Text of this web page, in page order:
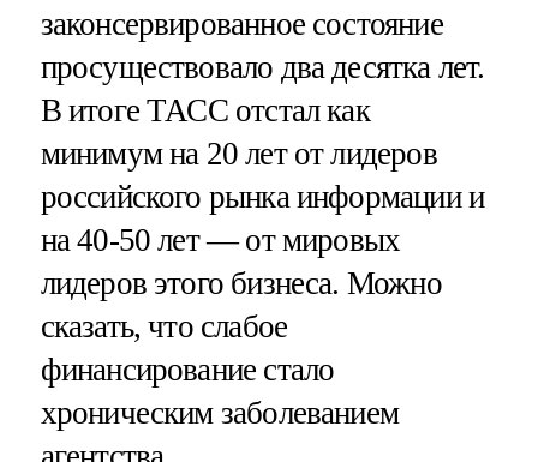
законсервированное состояние
просуществовало два десятка лет.
В итоге ТАСС отстал как
минимум на 20 лет от лидеров
российского рынка информации и
на 40-50 лет — от мировых
лидеров этого бизнеса. Можно
сказать, что слабое
финансирование стало
хроническим заболеванием